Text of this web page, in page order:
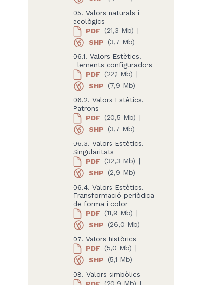
05. Valors naturals i
ecològics
PDF
(21,3 Mb) |
SHP
(3,7 Mb)
06.1. Valors Estètics.
Elements configuradors
PDF
(22,1 Mb) |
SHP
(7,9 Mb)
06.2. Valors Estètics.
Patrons
PDF
(20,5 Mb) |
SHP
(3,7 Mb)
06.3. Valors Estètics.
Singularitats
PDF
(32,3 Mb) |
SHP
(2,9 Mb)
06.4. Valors Estètics.
Transformació periòdica
de forma i color
PDF
(11,9 Mb) |
SHP
(26,0 Mb)
07. Valors històrics
PDF
(5,0 Mb) |
SHP
(5,1 Mb)
08. Valors simbòlics
PDF
(20,9 Mb) |